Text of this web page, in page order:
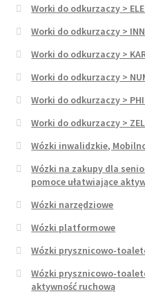
Worki do odkurzaczy >
Worki do odkurzaczy >
Worki do odkurzaczy >
Worki do odkurzaczy >
Worki do odkurzaczy >
Worki do odkurzaczy >
Wózki inwalidzkie,
Wózki na zakupy dla
pomoce ułatwiające
Wózki narzędziowe
Wózki platformowe
Wózki prysznicowo-
Wózki prysznicowo-
aktywność ruchową